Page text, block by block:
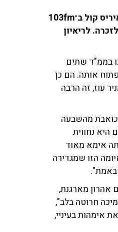
דלית רם אהרון, ניצולת הטבח בניר עוז וחברתה הקרובה של שירי ביבס, שוחחה עם איריס קול ב־103fm
לריאיון
בממ"ד שתים
אותה. הם כן
עוז, זה הרבה
מהשבעה
היא נחווית
אימא מאוד
הזו שמגדירה
באמת".
אהרון מארגנת,
חרוטה בלב",
אימהות בעיניי,